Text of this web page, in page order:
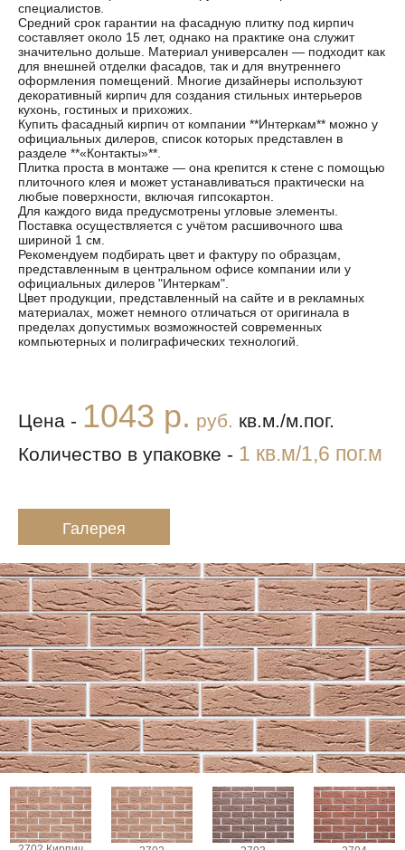
специалистов.
Средний срок гарантии на фасадную плитку под кирпич
составляет около 15 лет, однако на практике она служит
значительно дольше. Материал универсален — подходит как
для внешней отделки фасадов, так и для внутреннего
оформления помещений. Многие дизайнеры используют
декоративный кирпич для создания стильных интерьеров
кухонь, гостиных и прихожих.
Купить фасадный кирпич от компании **Интеркам** можно у
официальных дилеров, список которых представлен в
разделе **«Контакты»**.
Плитка проста в монтаже — она крепится к стене с помощью
плиточного клея и может устанавливаться практически на
любые поверхности, включая гипсокартон.
Для каждого вида предусмотрены угловые элементы.
Поставка осуществляется с учётом расшивочного шва
шириной 1 см.
Рекомендуем подбирать цвет и фактуру по образцам,
представленным в центральном офисе компании или у
официальных дилеров "Интеркам".
Цвет продукции, представленный на сайте и в рекламных
материалах, может немного отличаться от оригинала в
пределах допустимых возможностей современных
компьютерных и полиграфических технологий.
Цена - 1043 р. руб. кв.м./м.пог.
Количество в упаковке - 1 кв.м/1,6 пог.м
Галерея